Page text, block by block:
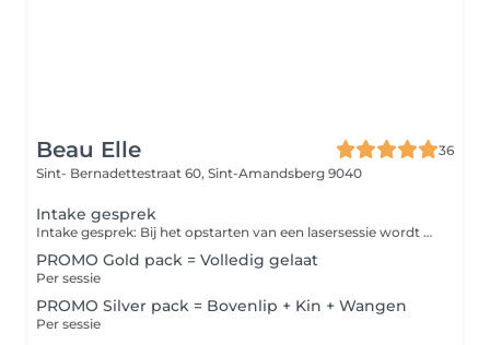
Beau Elle
36
Sint- Bernadettestraat 60, Sint-Amandsberg 9040
Intake gesprek
Intake gesprek: Bij het opstarten van een lasersessie wordt aangeraden om eerst een intake gesprek in te plannen. * Op deze afspraak wordt bekeken of je al dan niet in aanmerking komt. * We overlopen alles omtrent de werking, het apparaat, de opvolging enz. * Er wordt reeds een kleine test uitgevoerd op de gewenste zone. op die manier bepalen we jouw persoonlijke instelling van het apparaat.
PROMO Gold pack = Volledig gelaat
Per sessie
PROMO Silver pack = Bovenlip + Kin + Wangen
Per sessie